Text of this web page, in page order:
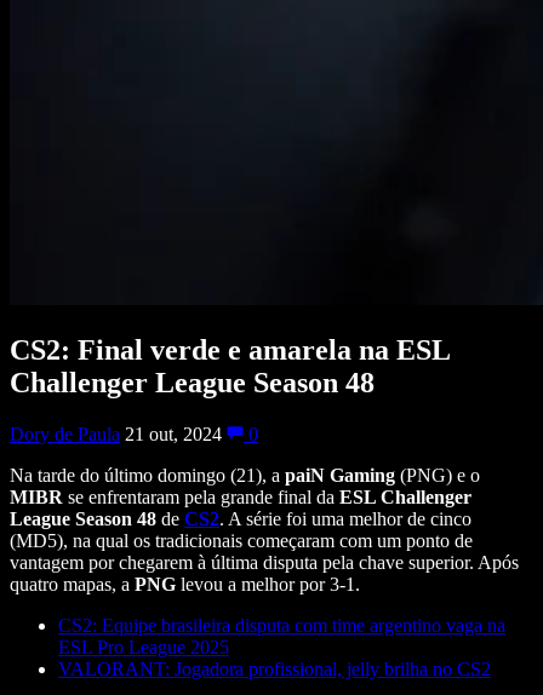
CS2: Final verde e amarela na ESL
Challenger League Season 48
Dory de Paula 21 out, 2024
0
Na tarde do último domingo (21), a paiN Gaming (PNG) e o
MIBR se enfrentaram pela grande final da ESL Challenger
League Season 48 de CS2. A série foi uma melhor de cinco
(MD5), na qual os tradicionais começaram com um ponto de
vantagem por chegarem à última disputa pela chave superior. Após
quatro mapas, a PNG levou a melhor por 3-1.
CS2: Equipe brasileira disputa com time argentino vaga na
ESL Pro League 2025
VALORANT: Jogadora profissional, jelly brilha no CS2